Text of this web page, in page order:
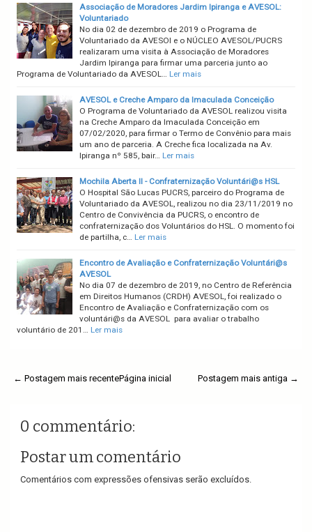
Associação de Moradores Jardim Ipiranga e AVESOL:
Voluntariado
No dia 02 de dezembro de 2019 o Programa de
Voluntariado da AVESOl e o NÚCLEO AVESOL/PUCRS
realizaram uma visita à Associação de Moradores
Jardim Ipiranga para firmar uma parceria junto ao
Programa de Voluntariado da AVESOL… Ler mais
AVESOL e Creche Amparo da Imaculada Conceição
O Programa de Voluntariado da AVESOL realizou visita
na Creche Amparo da Imaculada Conceição em
07/02/2020, para firmar o Termo de Convênio para mais
um ano de parceria. A Creche fica localizada na Av.
Ipiranga nº 585, bair… Ler mais
Mochila Aberta II - Confraternização Voluntári@s HSL
O Hospital São Lucas PUCRS, parceiro do Programa de
Voluntariado da AVESOL, realizou no dia 23/11/2019 no
Centro de Convivência da PUCRS, o encontro de
confraternização dos Voluntários do HSL. O momento foi
de partilha, c… Ler mais
Encontro de Avaliação e Confraternização Voluntári@s
AVESOL
No dia 07 de dezembro de 2019, no Centro de Referência
em Direitos Humanos (CRDH) AVESOL, foi realizado o
Encontro de Avaliação e Confraternização com os
voluntári@s da AVESOL para avaliar o trabalho
voluntário de 201… Ler mais
← Postagem mais recente Postagem mais antiga →
Página inicial
0 commentário:
Postar um comentário
Comentários com expressões ofensivas serão excluídos.